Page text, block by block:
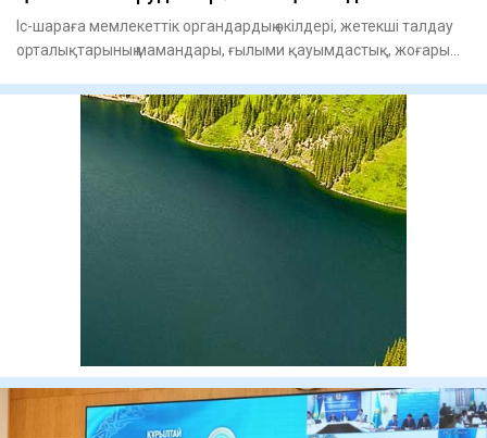
Іс-шараға мемлекеттік органдардың өкілдері, жетекші талдау
орталықтарының мамандары, ғылыми қауымдастық, жоғары